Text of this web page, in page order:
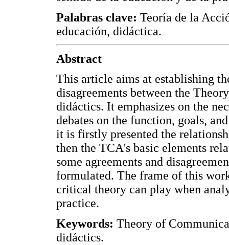
Palabras clave: Teoría de la
educación, didáctica.
Abstract
This article aims at establishing
disagreements between the
didáctics. It emphasizes on the
debates on the function, goals,
it is firstly presented the
then the TCA's basic elements
some agreements and
formulated. The frame of this
critical theory can play when
practice.
Keywords: Theory of
didáctics.